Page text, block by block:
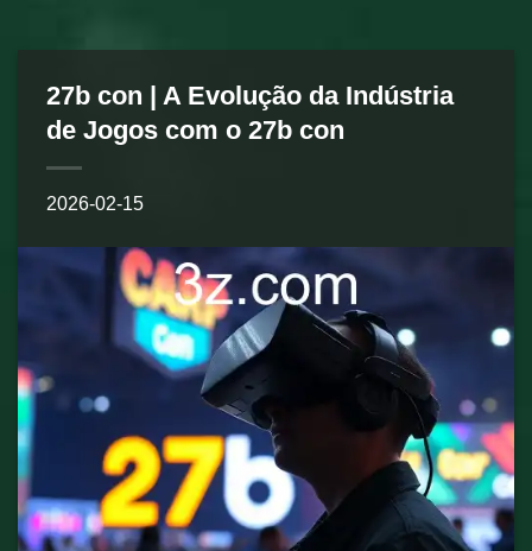
27b con | A Evolução da Indústria
de Jogos com o 27b con
2026-02-15